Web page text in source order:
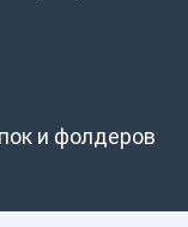
и фолдеров